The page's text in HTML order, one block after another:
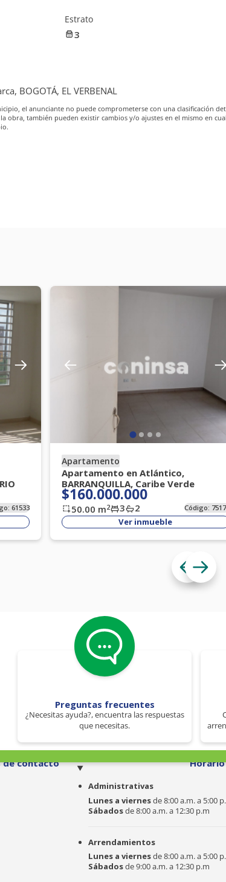
Estrato
3
BOGOTÁ, EL VERBENAL
el anunciante no puede comprometerse con una clasificación
obra, también pueden existir cambios y/o ajustes en el mismo en
61533
Apartamento
Apartamento en Atlántico,
BARRANQUILLA, Caribe Verde
$160.000.000
50.00 m2 3 2 Código:
Ver inmueble
Preguntas frecuentes
¿Necesitas ayuda?, encuentra las respuestas
que necesitas.
de contacto
Administrativas
Lunes a viernesde 8:00 a.m. a 5:00
Sábadosde 8:00 a.m. a 12:30 p.m
Arrendamientos
Lunes a viernesde 8:00 a.m. a 5:00
Sábadosde 9:00 a.m. a 12:30 p.m